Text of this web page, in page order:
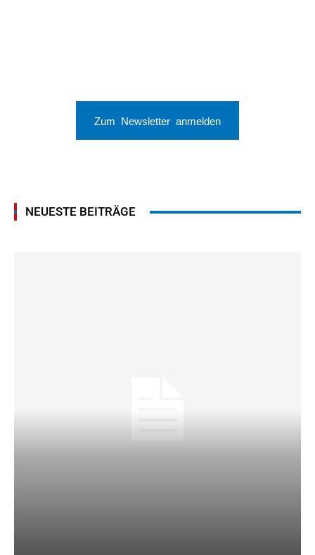
Zum Newsletter anmelden
NEUESTE BEITRÄGE